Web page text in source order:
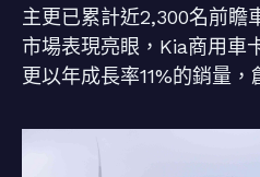
主更已累計近2,300名前瞻
市場表現亮眼，Kia商用車
更以年成長率11%的銷量，